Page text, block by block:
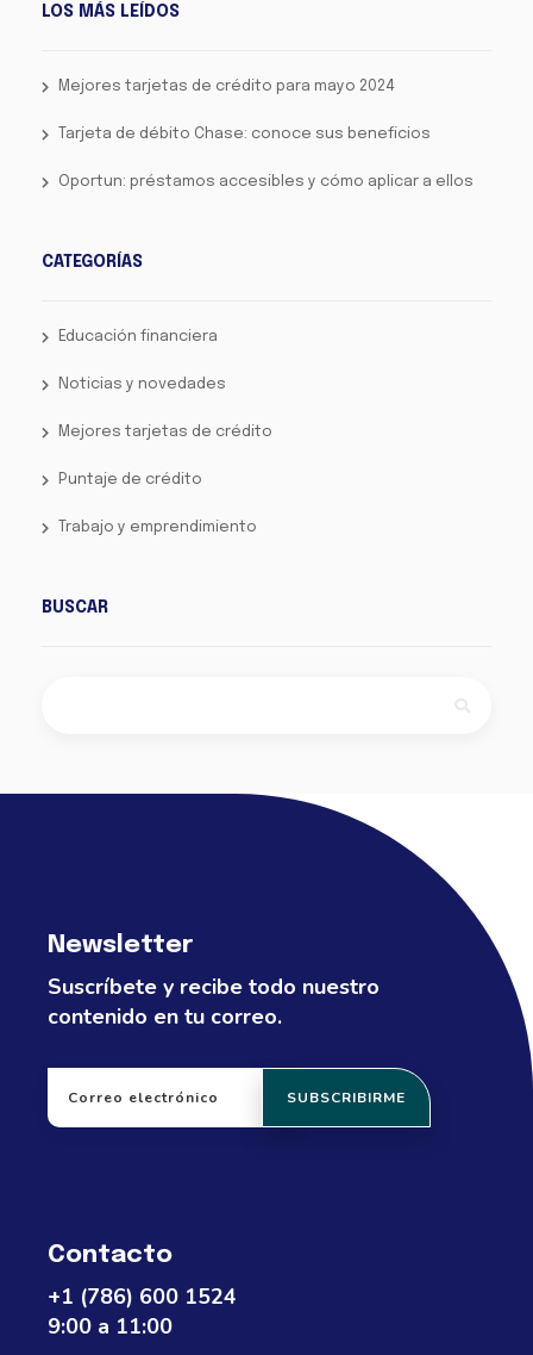
LOS MÁS LEÍDOS
Mejores tarjetas de crédito para mayo 2024
Tarjeta de débito Chase: conoce sus beneficios
Oportun: préstamos accesibles y cómo aplicar a ellos
CATEGORÍAS
Educación financiera
Noticias y novedades
Mejores tarjetas de crédito
Puntaje de crédito
Trabajo y emprendimiento
BUSCAR
Newsletter
Suscríbete y recibe todo nuestro
contenido en tu correo.
Contacto
+1 (786) 600 1524
9:00 a 11:00